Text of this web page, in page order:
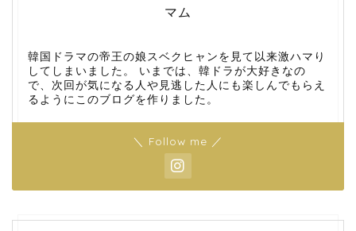
マム
韓国ドラマの帝王の娘スベクヒャンを見て以来激ハマり
してしまいました。 いまでは、韓ドラが大好きなの
で、次回が気になる人や見逃した人にも楽しんでもらえ
るようにこのブログを作りました。
＼ Follow me ／